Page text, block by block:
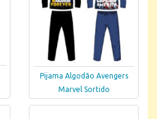
Pijama Algodão Avengers
Marvel Sortido